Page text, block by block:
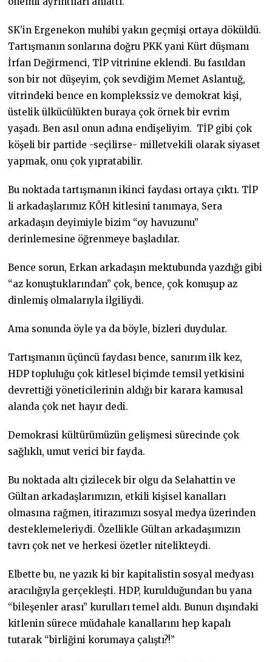
SK’in Ergenekon muhibi yakın geçmişi ortaya döküldü.
Tartışmanın sonlarına doğru PKK yani Kürt düşmanı
İrfan Değirmenci, TİP vitrinine eklendi. Bu fasıldan
son bir not düşeyim, çok sevdiğim Memet Aslantuğ,
vitrindeki bence en komplekssiz ve demokrat kişi,
üstelik ülkücülükten buraya çok örnek bir evrim
yaşadı. Ben asıl onun adına endişeliyim. TİP gibi çok
köşeli bir partide -seçilirse- milletvekili olarak siyaset
yapmak, onu çok yıpratabilir.
Bu noktada tartışmanın ikinci faydası ortaya çıktı. TİP
li arkadaşlarımız KÖH kitlesini tanımaya, Sera
arkadaşın deyimiyle bizim “oy havuzunu”
derinlemesine öğrenmeye başladılar.
Bence sorun, Erkan arkadaşın mektubunda yazdığı gibi
“az konuştuklarından” çok, bence, çok konuşup az
dinlemiş olmalarıyla ilgiliydi.
Ama sonunda öyle ya da böyle, bizleri duydular.
Tartışmanın üçüncü faydası bence, sanırım ilk kez,
HDP topluluğu çok kitlesel biçimde temsil yetkisini
devrettiği yöneticilerinin aldığı bir karara kamusal
alanda çok net hayır dedi.
Demokrasi kültürümüzün gelişmesi sürecinde çok
sağlıklı, umut verici bir fayda.
Bu noktada altı çizilecek bir olgu da Selahattin ve
Gültan arkadaşlarımızın, etkili kişisel kanalları
olmasına rağmen, itirazımızı sosyal medya üzerinden
desteklemeleriydi. Özellikle Gültan arkadaşımızın
tavrı çok net ve herkesi özetler nitelikteydi.
Elbette bu, ne yazık ki bir kapitalistin sosyal medyası
aracılığıyla gerçekleşti. HDP, kurulduğundan bu yana
“bileşenler arası” kurulları temel aldı. Bunun dışındaki
kitlenin sürece müdahale kanallarını hep kapalı
tutarak “birliğini korumaya çalıştı?!”